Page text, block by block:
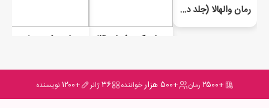
رمان والهالا (جلد دوم چشم برزخی)
رمان کمد شماره ۱۳
رمان عشق و خون
+۲۵۰۰ رمان +۵۰۰ هزار خواننده ۳۶ژانر +۱۲۰۰ نویسنده